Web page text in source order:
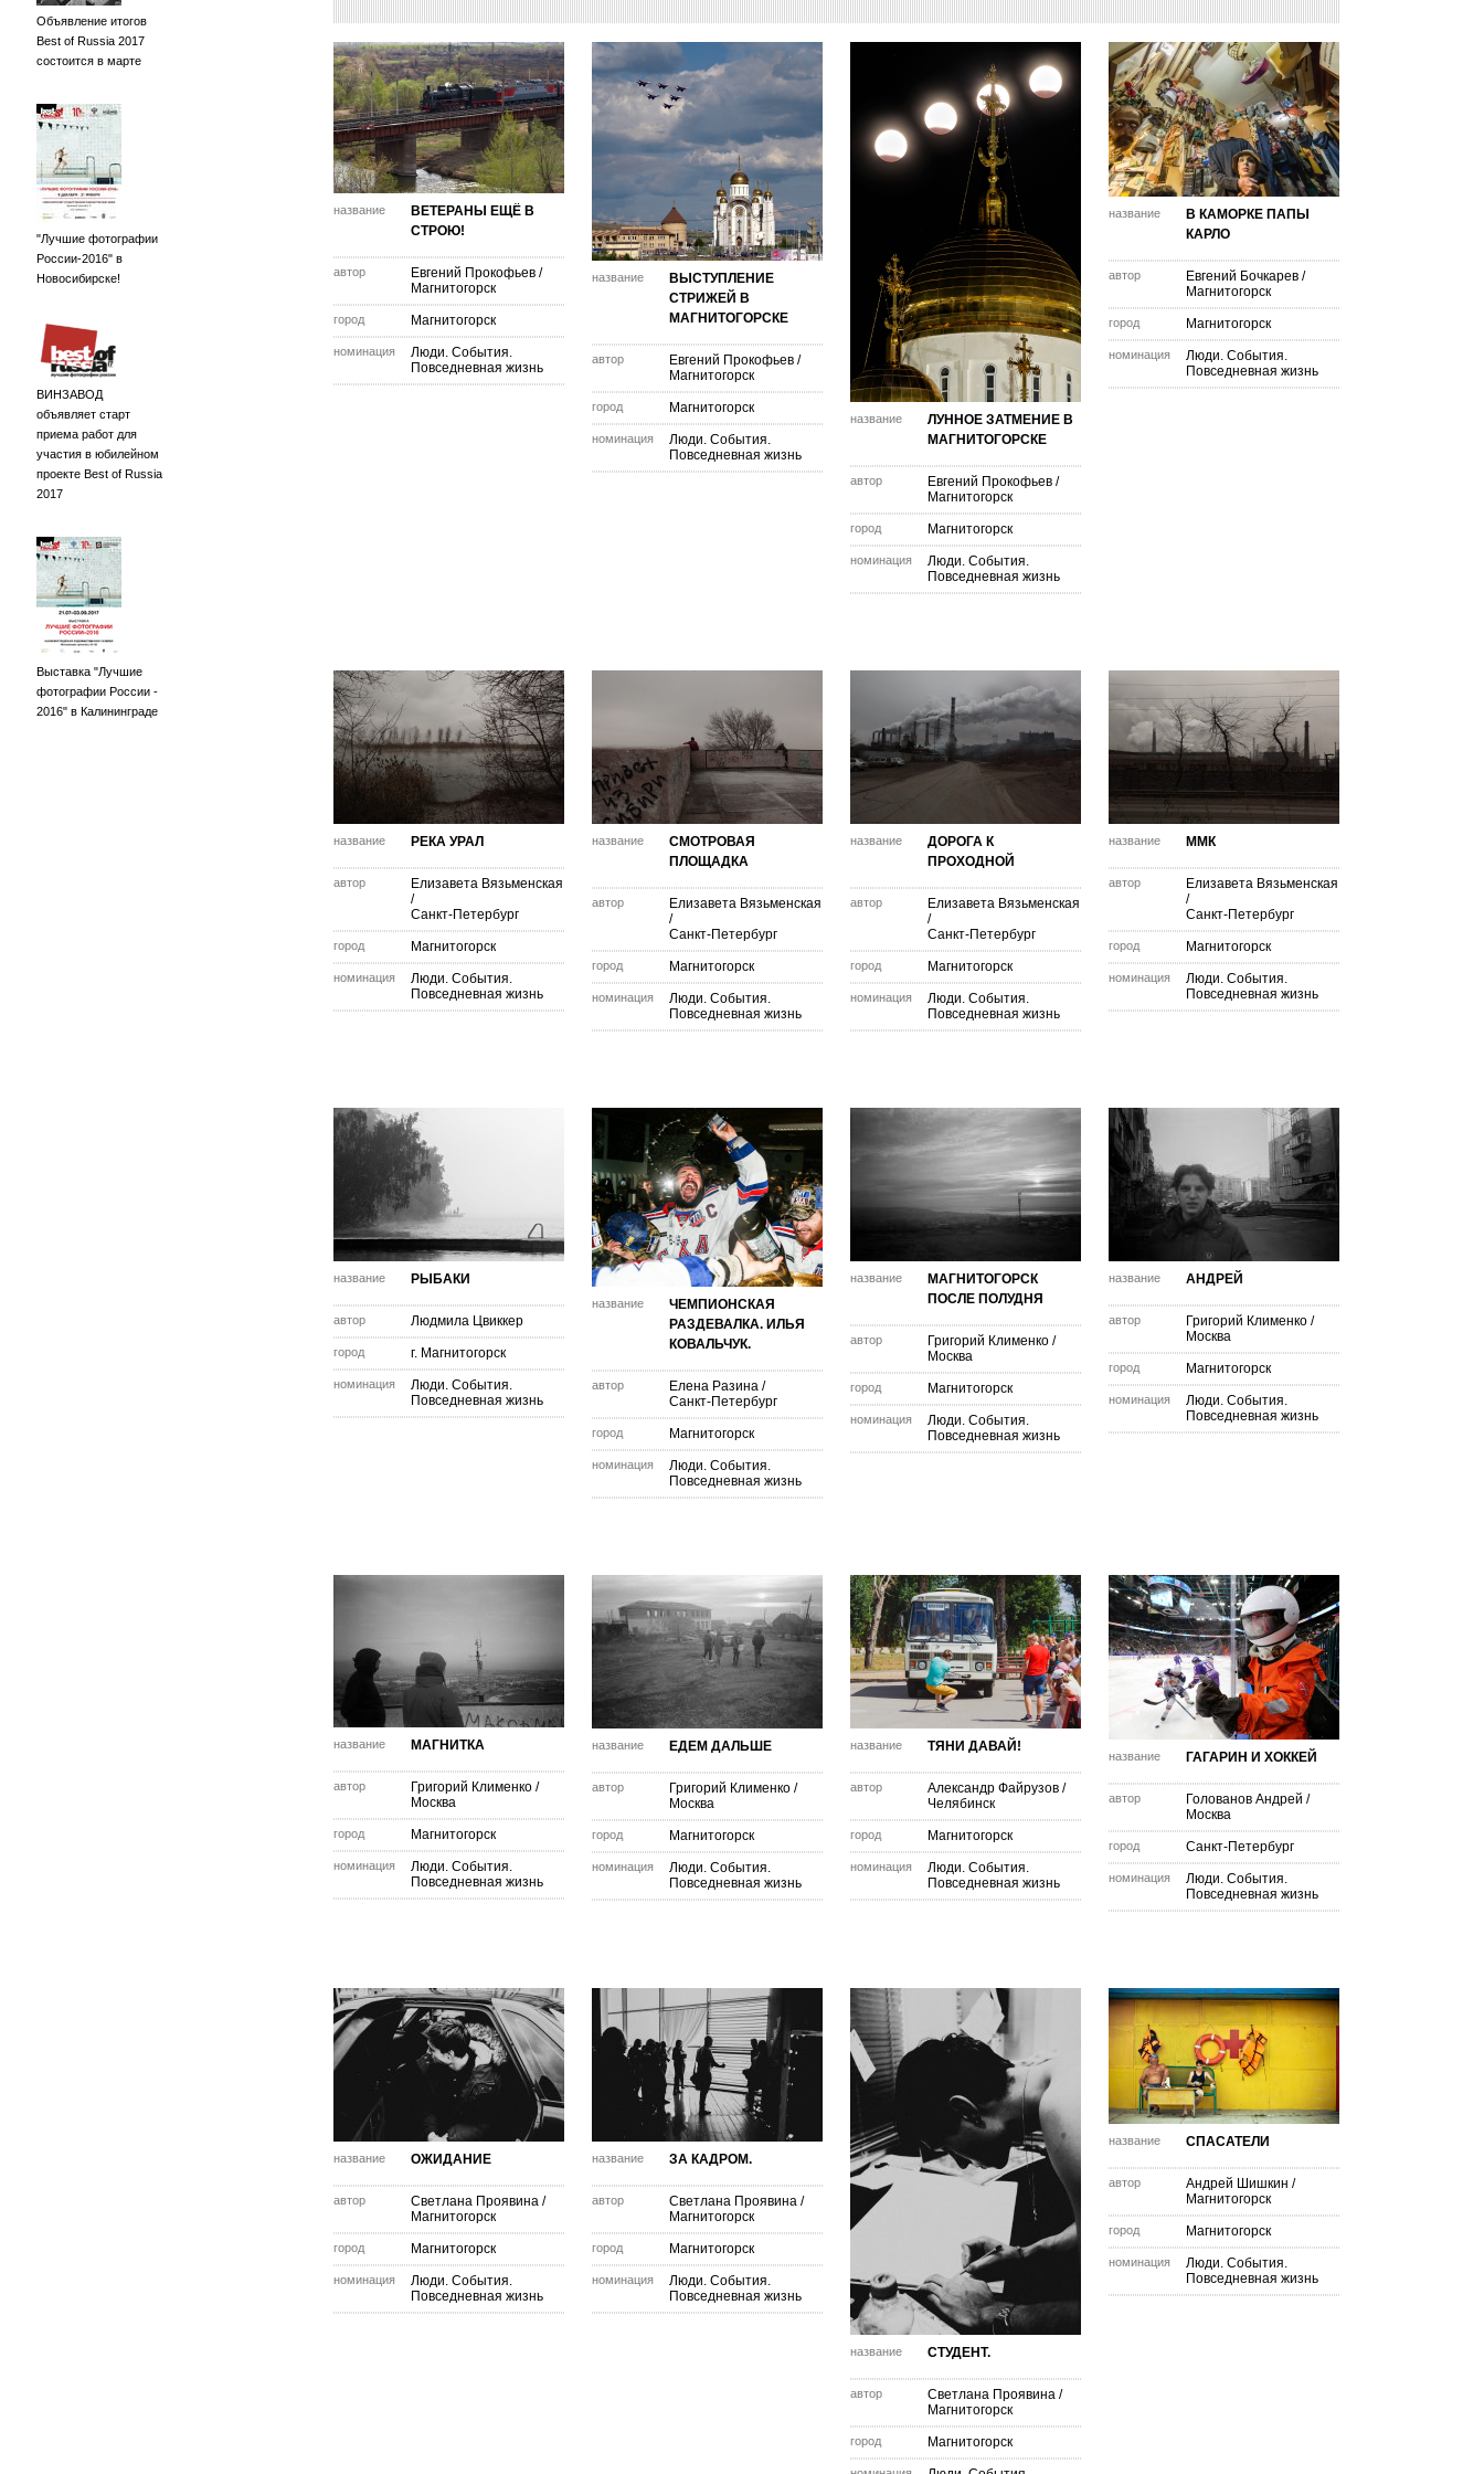
Объявление итогов
Best of Russia 2017
состоится в марте
"Лучшие фотографии
России-2016" в
Новосибирске!
ВИНЗАВОД
объявляет старт
приема работ для
участия в юбилейном
проекте Best of Russia
2017
Выставка "Лучшие
фотографии России -
2016" в Калининграде
название
ВЕТЕРАНЫ ЕЩЁ В
СТРОЮ!
автор Евгений Прокофьев /
Магнитогорск
город Магнитогорск
номинация
Люди. События.
Повседневная жизнь
название
ВЫСТУПЛЕНИЕ
СТРИЖЕЙ В
МАГНИТОГОРСКЕ
автор Евгений Прокофьев /
Магнитогорск
город Магнитогорск
номинация
Люди. События.
Повседневная жизнь
название
ЛУННОЕ ЗАТМЕНИЕ В
МАГНИТОГОРСКЕ
автор Евгений Прокофьев /
Магнитогорск
город Магнитогорск
номинация
Люди. События.
Повседневная жизнь
название
В КАМОРКЕ ПАПЫ
КАРЛО
автор Евгений Бочкарев /
Магнитогорск
город Магнитогорск
номинация
Люди. События.
Повседневная жизнь
название РЕКА УРАЛ
автор
Елизавета Вязьменская
/
Санкт-Петербург
город Магнитогорск
номинация
Люди. События.
Повседневная жизнь
название
СМОТРОВАЯ
ПЛОЩАДКА
автор
Елизавета Вязьменская
/
Санкт-Петербург
город Магнитогорск
номинация
Люди. События.
Повседневная жизнь
название
ДОРОГА К
ПРОХОДНОЙ
автор
Елизавета Вязьменская
/
Санкт-Петербург
город Магнитогорск
номинация
Люди. События.
Повседневная жизнь
название ММК
автор
Елизавета Вязьменская
/
Санкт-Петербург
город Магнитогорск
номинация
Люди. События.
Повседневная жизнь
название РЫБАКИ
автор Людмила Цвиккер
город г. Магнитогорск
номинация
Люди. События.
Повседневная жизнь
название
ЧЕМПИОНСКАЯ
РАЗДЕВАЛКА. ИЛЬЯ
КОВАЛЬЧУК.
автор Елена Разина /
Санкт-Петербург
город Магнитогорск
номинация
Люди. События.
Повседневная жизнь
название
МАГНИТОГОРСК
ПОСЛЕ ПОЛУДНЯ
автор Григорий Клименко /
Москва
город Магнитогорск
номинация
Люди. События.
Повседневная жизнь
название АНДРЕЙ
автор Григорий Клименко /
Москва
город Магнитогорск
номинация
Люди. События.
Повседневная жизнь
название МАГНИТКА
автор Григорий Клименко /
Москва
город Магнитогорск
номинация
Люди. События.
Повседневная жизнь
название ЕДЕМ ДАЛЬШЕ
автор Григорий Клименко /
Москва
город Магнитогорск
номинация
Люди. События.
Повседневная жизнь
название ТЯНИ ДАВАЙ!
автор Александр Файрузов /
Челябинск
город Магнитогорск
номинация
Люди. События.
Повседневная жизнь
название ГАГАРИН И ХОККЕЙ
автор Голованов Андрей /
Москва
город Санкт-Петербург
номинация
Люди. События.
Повседневная жизнь
название ОЖИДАНИЕ
автор Светлана Проявина /
Магнитогорск
город Магнитогорск
номинация
Люди. События.
Повседневная жизнь
название ЗА КАДРОМ.
автор Светлана Проявина /
Магнитогорск
город Магнитогорск
номинация
Люди. События.
Повседневная жизнь
название СТУДЕНТ.
автор Светлана Проявина /
Магнитогорск
город Магнитогорск
название СПАСАТЕЛИ
автор Андрей Шишкин /
Магнитогорск
город Магнитогорск
номинация
Люди. События.
Повседневная жизнь